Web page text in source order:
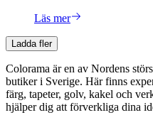
Läs mer
Ladda fler
Colorama är en av Nordens
butiker i Sverige. Här finns
färg, tapeter, golv, kakel och
hjälper dig att förverkliga dina